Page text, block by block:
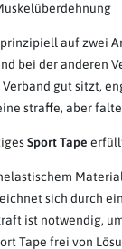
auf zwei
bei der anderen
Verband gut sitzt,
straffe, aber
Sport Tape
sich durch
ist notwendig,
Tape frei von